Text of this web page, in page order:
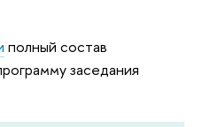
полный состав
заседания